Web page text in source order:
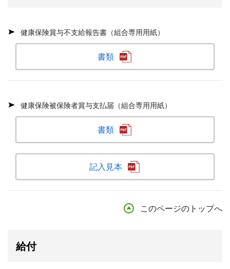
健康保険賞与不支給報告書（組合専用用紙）
書類
健康保険被保険者賞与支払届（組合専用用紙）
書類
記入見本
このページのトップへ
給付